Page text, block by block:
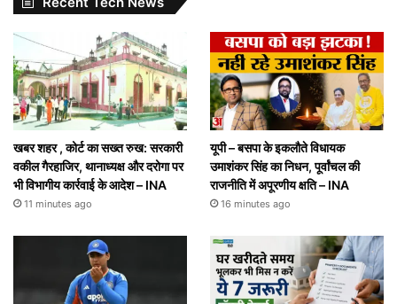
खबर शहर , कोर्ट का सख्त रुख: सरकारी
वकील गैरहाजिर, थानाध्यक्ष और दरोगा पर
भी विभागीय कार्रवाई के आदेश – INA
11 minutes ago
यूपी – बसपा के इकलौते विधायक
उमाशंकर सिंह का निधन, पूर्वांचल की
राजनीति में अपूरणीय क्षति – INA
16 minutes ago